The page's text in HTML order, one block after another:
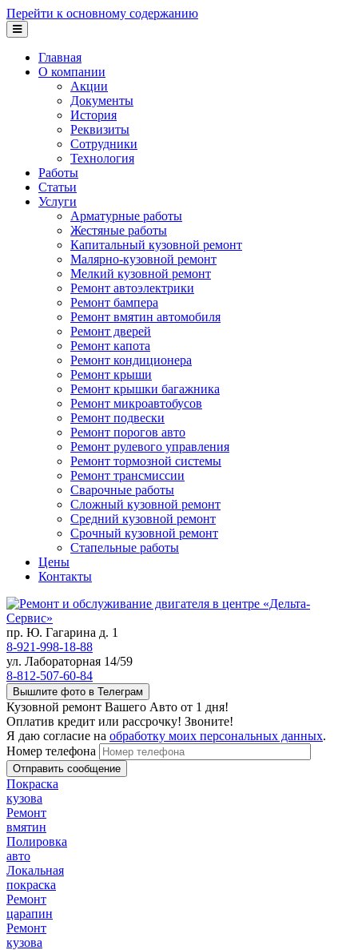
Перейти к основному содержанию
Главная
О компании
Акции
Документы
История
Реквизиты
Сотрудники
Технология
Работы
Статьи
Услуги
Арматурные работы
Жестяные работы
Капитальный кузовной ремонт
Малярно-кузовной ремонт
Мелкий кузовной ремонт
Ремонт автоэлектрики
Ремонт бампера
Ремонт вмятин автомобиля
Ремонт дверей
Ремонт капота
Ремонт кондиционера
Ремонт крыши
Ремонт крышки багажника
Ремонт микроавтобусов
Ремонт подвески
Ремонт порогов авто
Ремонт рулевого управления
Ремонт тормозной системы
Ремонт трансмиссии
Сварочные работы
Сложный кузовной ремонт
Средний кузовной ремонт
Срочный кузовной ремонт
Стапельные работы
Цены
Контакты
пр. Ю. Гагарина д. 1
8-921-998-18-88
ул. Лабораторная 14/59
8-812-507-60-84
Вышлите фото в Телеграм
Кузовной ремонт Вашего Авто от 1 дня!
Оплатив кредит или рассрочку! Звоните!
Я даю согласие на обработку моих персональных данных.
Номер телефона
Покраска
кузова
Ремонт
вмятин
Полировка
авто
Локальная
покраска
Ремонт
царапин
Ремонт
кузова